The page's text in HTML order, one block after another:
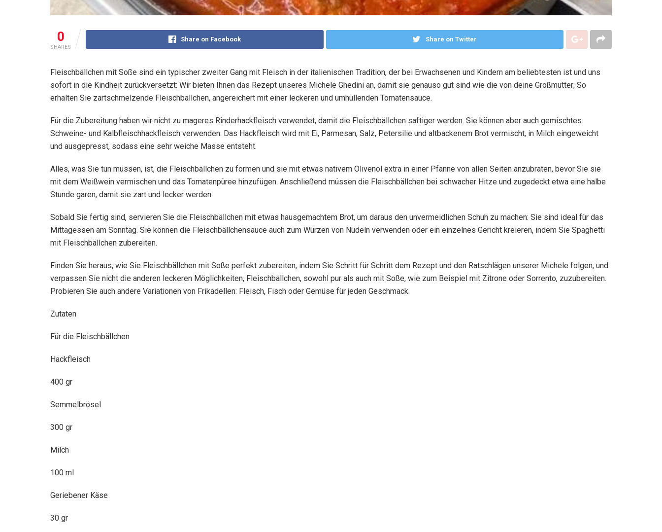
0
SHARES
Share on Facebook Share on Twitter
Fleischbällchen mit Soße sind ein typischer zweiter Gang mit Fleisch in der italienischen Tradition, der bei Erwachsenen und Kindern am beliebtesten ist und uns
sofort in die Kindheit zurückversetzt: Wir bieten Ihnen das Rezept unseres Michele Ghedini an, damit sie genauso gut sind wie die von deine Großmutter; So
erhalten Sie zartschmelzende Fleischbällchen, angereichert mit einer leckeren und umhüllenden Tomatensauce.
Für die Zubereitung haben wir nicht zu mageres Rinderhackfleisch verwendet, damit die Fleischbällchen saftiger werden. Sie können aber auch gemischtes
Schweine- und Kalbfleischhackfleisch verwenden. Das Hackfleisch wird mit Ei, Parmesan, Salz, Petersilie und altbackenem Brot vermischt, in Milch eingeweicht
und ausgepresst, sodass eine sehr weiche Masse entsteht.
Alles, was Sie tun müssen, ist, die Fleischbällchen zu formen und sie mit etwas nativem Olivenöl extra in einer Pfanne von allen Seiten anzubraten, bevor Sie sie
mit dem Weißwein vermischen und das Tomatenpüree hinzufügen. Anschließend müssen die Fleischbällchen bei schwacher Hitze und zugedeckt etwa eine halbe
Stunde garen, damit sie zart und lecker werden.
Sobald Sie fertig sind, servieren Sie die Fleischbällchen mit etwas hausgemachtem Brot, um daraus den unvermeidlichen Schuh zu machen: Sie sind ideal für das
Mittagessen am Sonntag. Sie können die Fleischbällchensauce auch zum Würzen von Nudeln verwenden oder ein einzelnes Gericht kreieren, indem Sie Spaghetti
mit Fleischbällchen zubereiten.
Finden Sie heraus, wie Sie Fleischbällchen mit Soße perfekt zubereiten, indem Sie Schritt für Schritt dem Rezept und den Ratschlägen unserer Michele folgen, und
verpassen Sie nicht die anderen leckeren Möglichkeiten, Fleischbällchen, sowohl pur als auch mit Soße, wie zum Beispiel mit Zitrone oder Sorrento, zuzubereiten.
Probieren Sie auch andere Variationen von Frikadellen: Fleisch, Fisch oder Gemüse für jeden Geschmack.
Zutaten
Für die Fleischbällchen
Hackfleisch
400 gr
Semmelbrösel
300 gr
Milch
100 ml
Geriebener Käse
30 gr